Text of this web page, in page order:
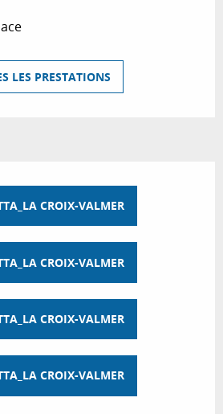
LES PRESTATIONS
CROIX-VALMER
CROIX-VALMER
CROIX-VALMER
CROIX-VALMER